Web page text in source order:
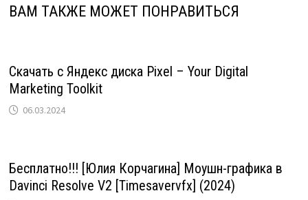
ВАМ ТАКЖЕ МОЖЕТ ПОНРАВИТЬСЯ
Скачать с Яндекс диска Pixel – Your Digital
Marketing Toolkit
06.03.2024
Бесплатно!!! [Юлия Корчагина] Моушн-графика в
Davinci Resolve V2 [Timesavervfx] (2024)